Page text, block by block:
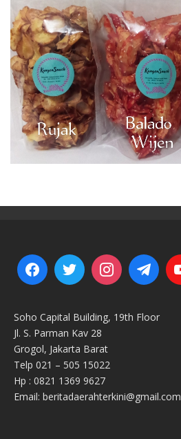
Soho Capital Building, 19th Floor
Jl. S. Parman Kav 28
Grogol, Jakarta Barat
Telp 021 – 505 15022
Hp : 0821 1369 9627
Email: beritadaerahterkini@gmail.com